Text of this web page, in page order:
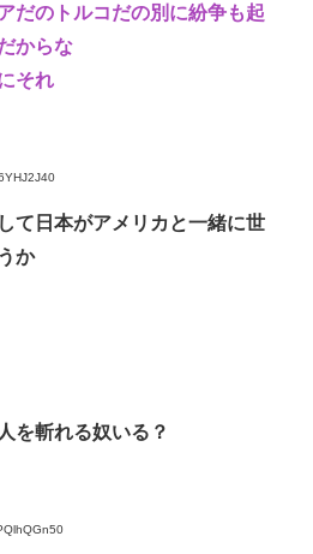
だのトルコだの別に紛争も起
からな
それ
て日本がアメリカと一緒に世
か
を斬れる奴いる？